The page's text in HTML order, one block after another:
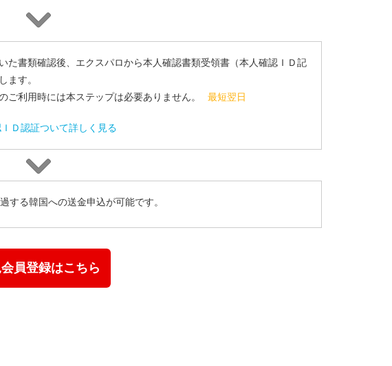
た書類確認後、エクスパロから本人確認書類受領書（本人確認ＩＤ記
ます。
ご利用時には本ステップは必要ありません。
最短翌日
Ｄ認証ついて詳しく見る
する韓国への送金申込が可能です。
員登録はこちら